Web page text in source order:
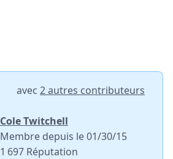
avec 2 autres contributeurs
Cole Twitchell
Membre depuis le 01/30/15
1 697 Réputation